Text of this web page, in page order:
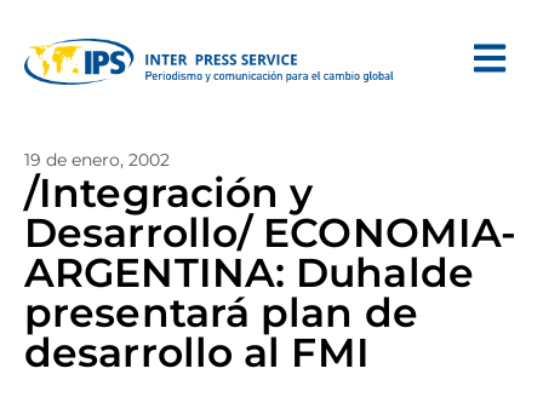
19 de enero, 2002
/Integración y
Desarrollo/ ECONOMIA-
ARGENTINA: Duhalde
presentará plan de
desarrollo al FMI